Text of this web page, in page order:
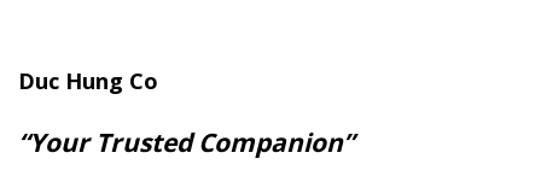
Duc Hung Co
“Your Trusted Companion”